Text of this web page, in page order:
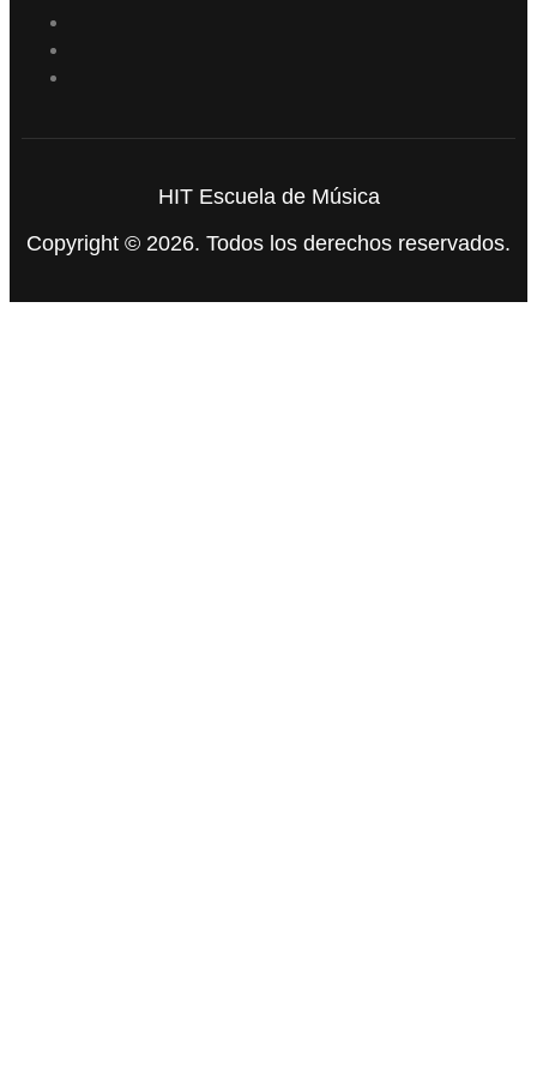
HIT Escuela de Música
Copyright © 2026. Todos los derechos reservados.